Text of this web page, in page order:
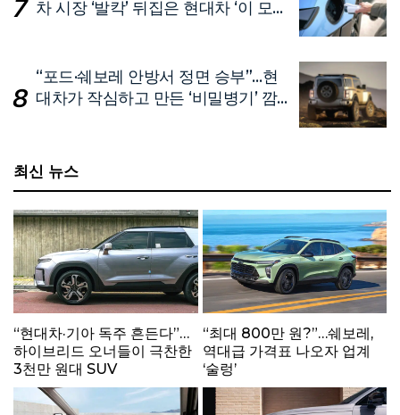
차 시장 ‘발칵’ 뒤집은 현대차 ‘이 모
“포드·쉐보레 안방서 정면 승부”…현
대차가 작심하고 만든 ‘비밀병기’ 깜
최신 뉴스
“현대차·기아 독주 흔든다”…
하이브리드 오너들이 극찬한
3천만 원대 SUV
“최대 800만 원?”…쉐보레,
역대급 가격표 나오자 업계
‘술렁’